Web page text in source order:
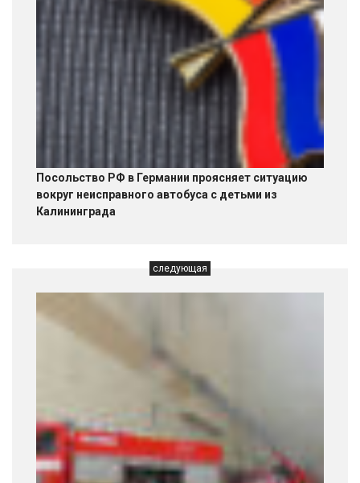
Посольство РФ в Германии проясняет ситуацию
вокруг неисправного автобуса с детьми из
Калининграда
следующая